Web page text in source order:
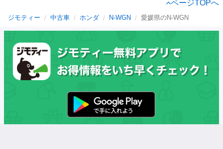
ページTOPへ
ジモティー 中古車 ホンダ N-WGN 愛媛県のN-WGN